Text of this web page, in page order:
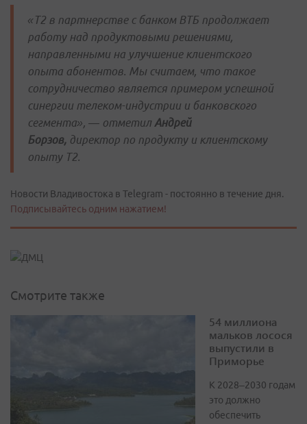
«Т2 в партнерстве с банком ВТБ продолжает
работу над продуктовыми решениями,
направленными на улучшение клиентского
опыта абонентов. Мы считаем, что такое
сотрудничество является примером успешной
синергии телеком-индустрии и банковского
сегмента», — отметил Андрей
Борзов, директор по продукту и клиентскому
опыту Т2.
Новости Владивостока в Telegram - постоянно в течение дня.
Подписывайтесь одним нажатием!
Смотрите также
54 миллиона
мальков лосося
выпустили в
Приморье
К 2028–2030 годам
это должно
обеспечить